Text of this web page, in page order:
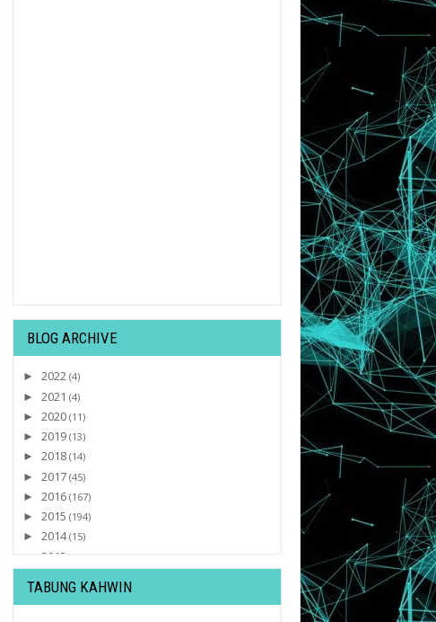
BLOG ARCHIVE
► 2022 (4)
► 2021 (4)
► 2020 (11)
► 2019 (13)
► 2018 (14)
► 2017 (45)
► 2016 (167)
► 2015 (194)
► 2014(15)
2013
►December(20)
TABUNG KAHWIN